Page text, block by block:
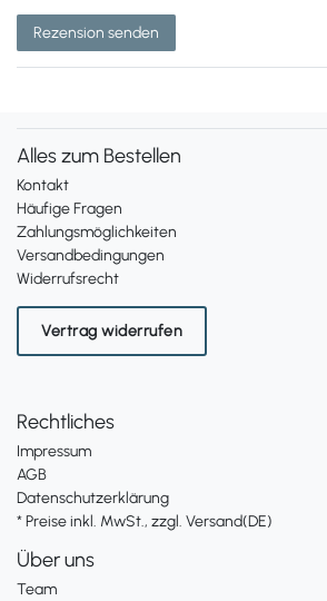
Rezension senden
Alles zum Bestellen
Kontakt
Häufige Fragen
Zahlungsmöglichkeiten
Versandbedingungen
Widerrufsrecht
Vertrag widerrufen
Rechtliches
Impressum
AGB
Datenschutzerklärung
* Preise inkl. MwSt., zzgl. Versand(DE)
Über uns
Team